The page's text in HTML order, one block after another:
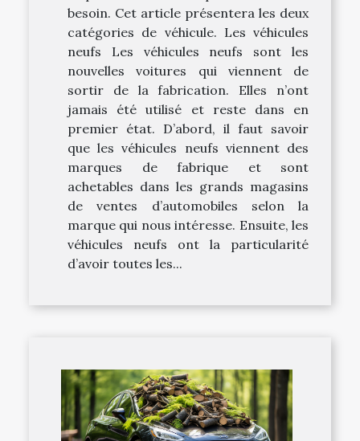
besoin. Cet article présentera les deux
catégories de véhicule. Les véhicules
neufs Les véhicules neufs sont les
nouvelles voitures qui viennent de
sortir de la fabrication. Elles n’ont
jamais été utilisé et reste dans en
premier état. D’abord, il faut savoir
que les véhicules neufs viennent des
marques de fabrique et sont
achetables dans les grands magasins
de ventes d’automobiles selon la
marque qui nous intéresse. Ensuite, les
véhicules neufs ont la particularité
d’avoir toutes les...